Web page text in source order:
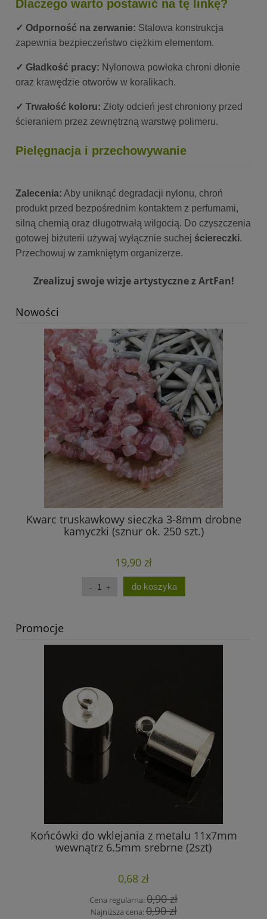
Dlaczego warto postawić na tę linkę?
✓ Odporność na zerwanie: Stalowa konstrukcja
zapewnia bezpieczeństwo ciężkim elementom.
✓ Gładkość pracy: Nylonowa powłoka chroni dłonie
oraz krawędzie otworów w koralikach.
✓ Trwałość koloru: Złoty odcień jest chroniony przed
ścieraniem przez zewnętrzną warstwę polimeru.
Pielęgnacja i przechowywanie
Zalecenia: Aby uniknąć degradacji nylonu, chroń
produkt przed bezpośrednim kontaktem z perfumami,
silną chemią oraz długotrwałą wilgocią. Do czyszczenia
gotowej biżuterii używaj wyłącznie suchej ściereczki.
Przechowuj w zamkniętym organizerze.
Zrealizuj swoje wizje artystyczne z ArtFan!
Nowości
Kwarc truskawkowy sieczka 3-8mm drobne
kamyczki (sznur ok. 250 szt.)
19,90 zł
do koszyka
Promocje
Końcówki do wklejania z metalu 11x7mm
wewnątrz 6.5mm srebrne (2szt)
0,68 zł
Cena regularna:0,90 zł
Najniższa cena:0,90 zł